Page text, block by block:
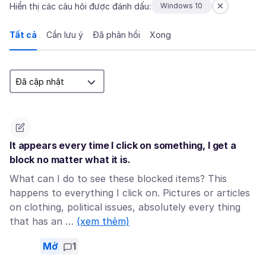
Hiển thị các câu hỏi được đánh dấu: Windows 10
Tất cả Cần lưu ý Đã phản hồi Xong
It appears every time I click on something, I get a
block no matter what it is.
What can I do to see these blocked items? This
happens to everything I click on. Pictures or articles
on clothing, political issues, absolutely every thing
that has an … (xem thêm)
Mở 1